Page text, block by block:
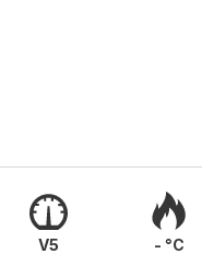
V5 - °C